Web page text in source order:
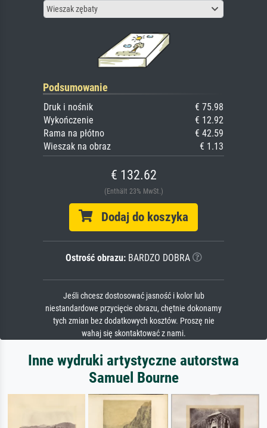
Wieszak zębaty
Podsumowanie
Druk i nośnik
€ 75.98
Wykończenie
€ 12.92
Rama na płótno
€ 42.59
Wieszak na obraz
€ 1.13
€ 132.62
(Enthält 23% MwSt.)
Dodaj do koszyka
Ostrość obrazu:BARDZO DOBRA
Jeśli chcesz dostosować jasność i kolor lub
niestandardowe przycięcie obrazu, chętnie dokonamy
tych zmian bez dodatkowych kosztów. Proszę nie
wahaj się skontaktować z nami.
Inne wydruki artystyczne autorstwa
Samuel Bourne